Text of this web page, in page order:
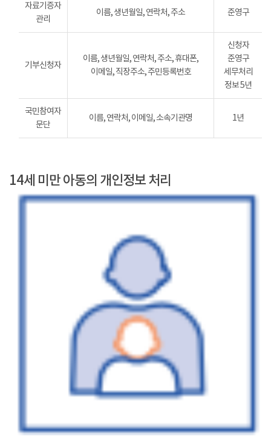
자료기증자
관리
이름, 생년월일, 연락처, 주소 준영구
기부신청자
이름, 생년월일, 연락처, 주소, 휴대폰,
이메일, 직장주소, 주민등록번호
신청자
준영구
세무처리
정보 5년
국민참여자
문단
이름, 연락처, 이메일, 소속기관명 1년
14세 미만 아동의 개인정보 처리